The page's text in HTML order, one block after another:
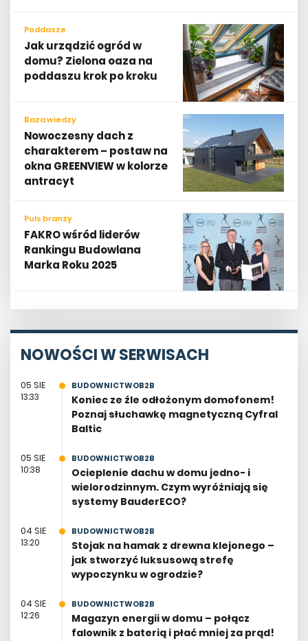
Poddasze
Jak urządzić ogród w
domu? Zielona oaza na
poddaszu krok po kroku
Baza wiedzy
Nowoczesny dach z
charakterem – postaw na
okna GREENVIEW w kolorze
antracyt
Puls branży
FAKRO wśród liderów
Rankingu Budowlana
Marka Roku 2025
NOWOŚCI W SERWISACH
05 SIE
13:33
BUDOWNICTWOB2B
Koniec ze źle odłożonym domofonem!
Poznaj słuchawkę magnetyczną Cyfral
Baltic
05 SIE
10:38
BUDOWNICTWOB2B
Ocieplenie dachu w domu jedno- i
wielorodzinnym. Czym wyróżniają się
systemy BauderECO?
04 SIE
13:20
BUDOWNICTWOB2B
Stojak na hamak z drewna klejonego –
jak stworzyć luksusową strefę
wypoczynku w ogrodzie?
04 SIE
12:26
BUDOWNICTWOB2B
Magazyn energii w domu – połącz
falownik z baterią i płać mniej za prąd!